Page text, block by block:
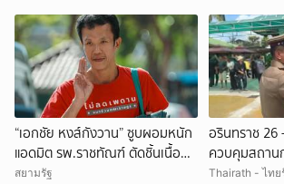
“เอกชัย หงส์กังวาน” ซูบผอมหนัก
แอดมิต รพ.ราชทัณฑ์ ตัดชิ้นเนื้อ
หัว-กระเพาะ รอฟังผลตรวจ
สยามรัฐ
อรินทราช 26
ควบคุมสถาน
โรงเรียนเทพ
Thairath - ไทย